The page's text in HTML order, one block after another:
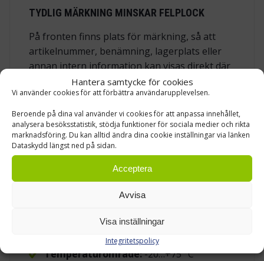
Hantera samtycke för cookies
Vi använder cookies för att förbättra användarupplevelsen.
Beroende på dina val använder vi cookies för att anpassa innehållet,
analysera besöksstatistik, stödja funktioner för sociala medier och rikta
marknadsföring. Du kan alltid ändra dina cookie inställningar via länken
Dataskydd längst ned på sidan.
Acceptera
Avvisa
Visa inställningar
Integritetspolicy
TYDLIG MÄRKNING MINSKAR FELPLOCK
På fronten finns plats för märkning, så att
artikelnummer, benämning, lagerplats eller
annan intern information kan visas direkt där
plockningen sker. En tydlig etikettficka är
enkel men viktig. Den minskar risken för
felplock, gör inventering snabbare och hjälper
nya medarbetare att hitta rätt utan att fråga
runt.
Innermått (B x D x H):77 x 460 x 75 mm
återvunnen polypropen
Temperaturområde:-20…+75 °C